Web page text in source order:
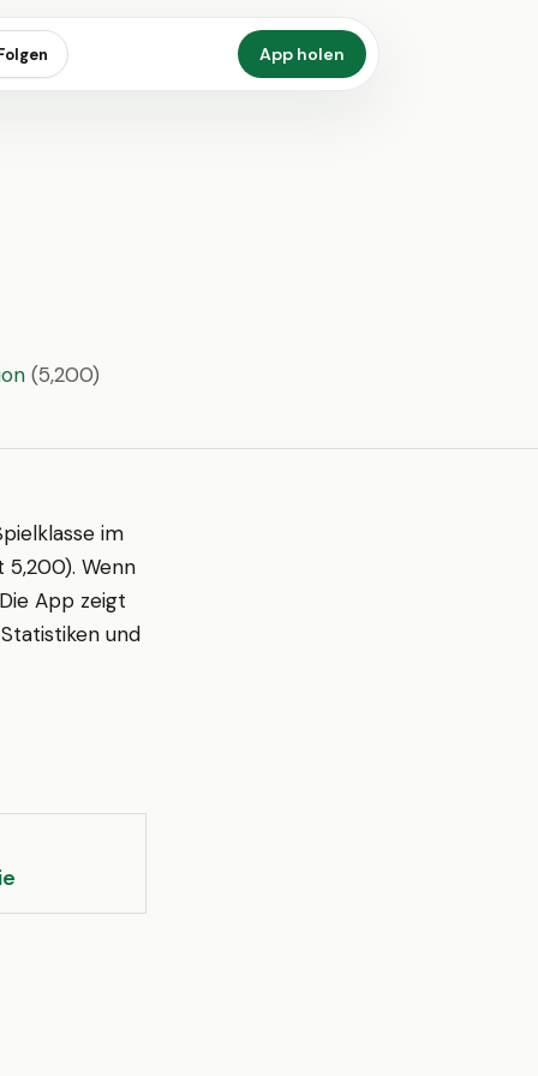
App holen
(5,200)
im
5,200). Wenn
App zeigt
und